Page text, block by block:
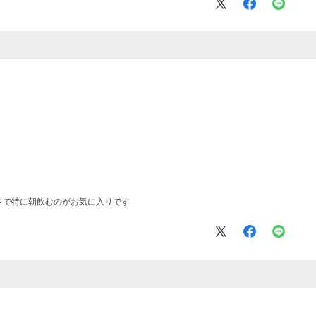
特に朝飲むのがお気に入りです